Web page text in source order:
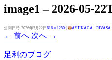
image1 – 2026-05-
公開日時: 2026年5月22日 616 × 1280 ( ASHIKAGA RIVASA
← 前へ 次へ →
足利のブログ